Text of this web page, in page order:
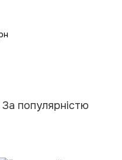
За популярністю